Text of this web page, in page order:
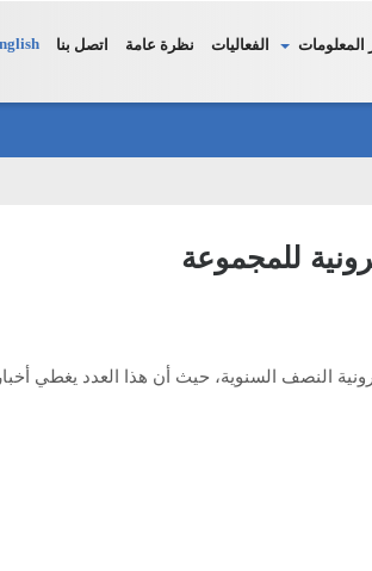
المعلومات الفعاليات نظرة عامة اتصل بنا
للمجموعة
النصف السنوية، حيث أن هذا العدد يغطي